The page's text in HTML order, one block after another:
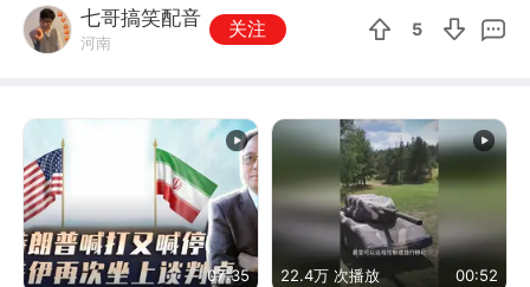
七哥搞笑配音
河南
关注 5
07:35 22.4万 次播放 00:52